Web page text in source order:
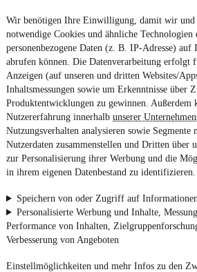
Wir benötigen Ihre Einwilligung, damit wir und
notwendige Cookies und ähnliche Technologien
personenbezogene Daten (z. B. IP-Adresse)
abrufen können. Die Datenverarbeitung erfolgt
Anzeigen (auf unseren und dritten Websites/
Inhaltsmessungen sowie um Erkenntnisse über
Produktentwicklungen zu gewinnen. Außerdem
Nutzererfahrung innerhalb unserer
Nutzungsverhalten analysieren sowie Segmente
Nutzerdaten zusammenstellen und Dritten über
zur Personalisierung ihrer Werbung und die
in ihrem eigenen Datenbestand zu identifizieren.
Speichern von oder Zugriff auf
Personalisierte Werbung und Inhalte,
Performance von Inhalten,
Verbesserung von Angeboten
Einstellmöglichkeiten und mehr Infos zu den
Datenschutzeinstellungen
Erklärung zur Barrierefreiheit
Report Security Vulnerability (English)
Powered by
ObNeuwagen,Gebrauchtwagenoder
Fahrzeuge gibt es bei